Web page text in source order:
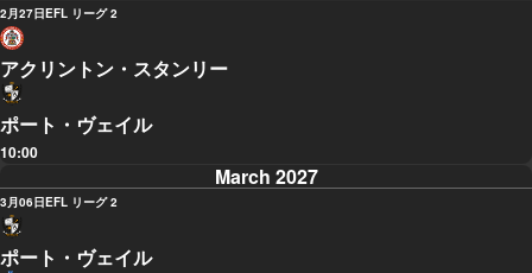
2月27日EFL リーグ 2
アクリントン・スタンリー
ポート・ヴェイル
10:00
March 2027
3月06日EFL リーグ 2
ポート・ヴェイル